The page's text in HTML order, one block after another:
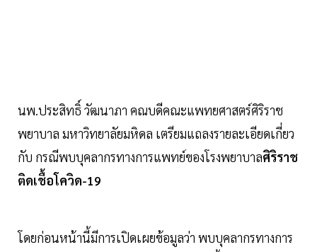
นพ.ประสิทธิ์ วัฒนาภา คณบดีคณะแพทยศาสตร์ศิริราช
พยาบาล มหาวิทยาลัยมหิดล เตรียมแถลงรายละเอียดเกี่ยว
กับ กรณีพบบุคลากรทางการแพทย์ของโรงพยาบาลศิริราช
ติดเชื้อโควิด-19
โดยก่อนหน้านี้มีการเปิดเผยข้อมูลว่า พบบุคลากรทางการ